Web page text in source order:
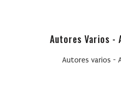
Autores Varios -
Autores varios -